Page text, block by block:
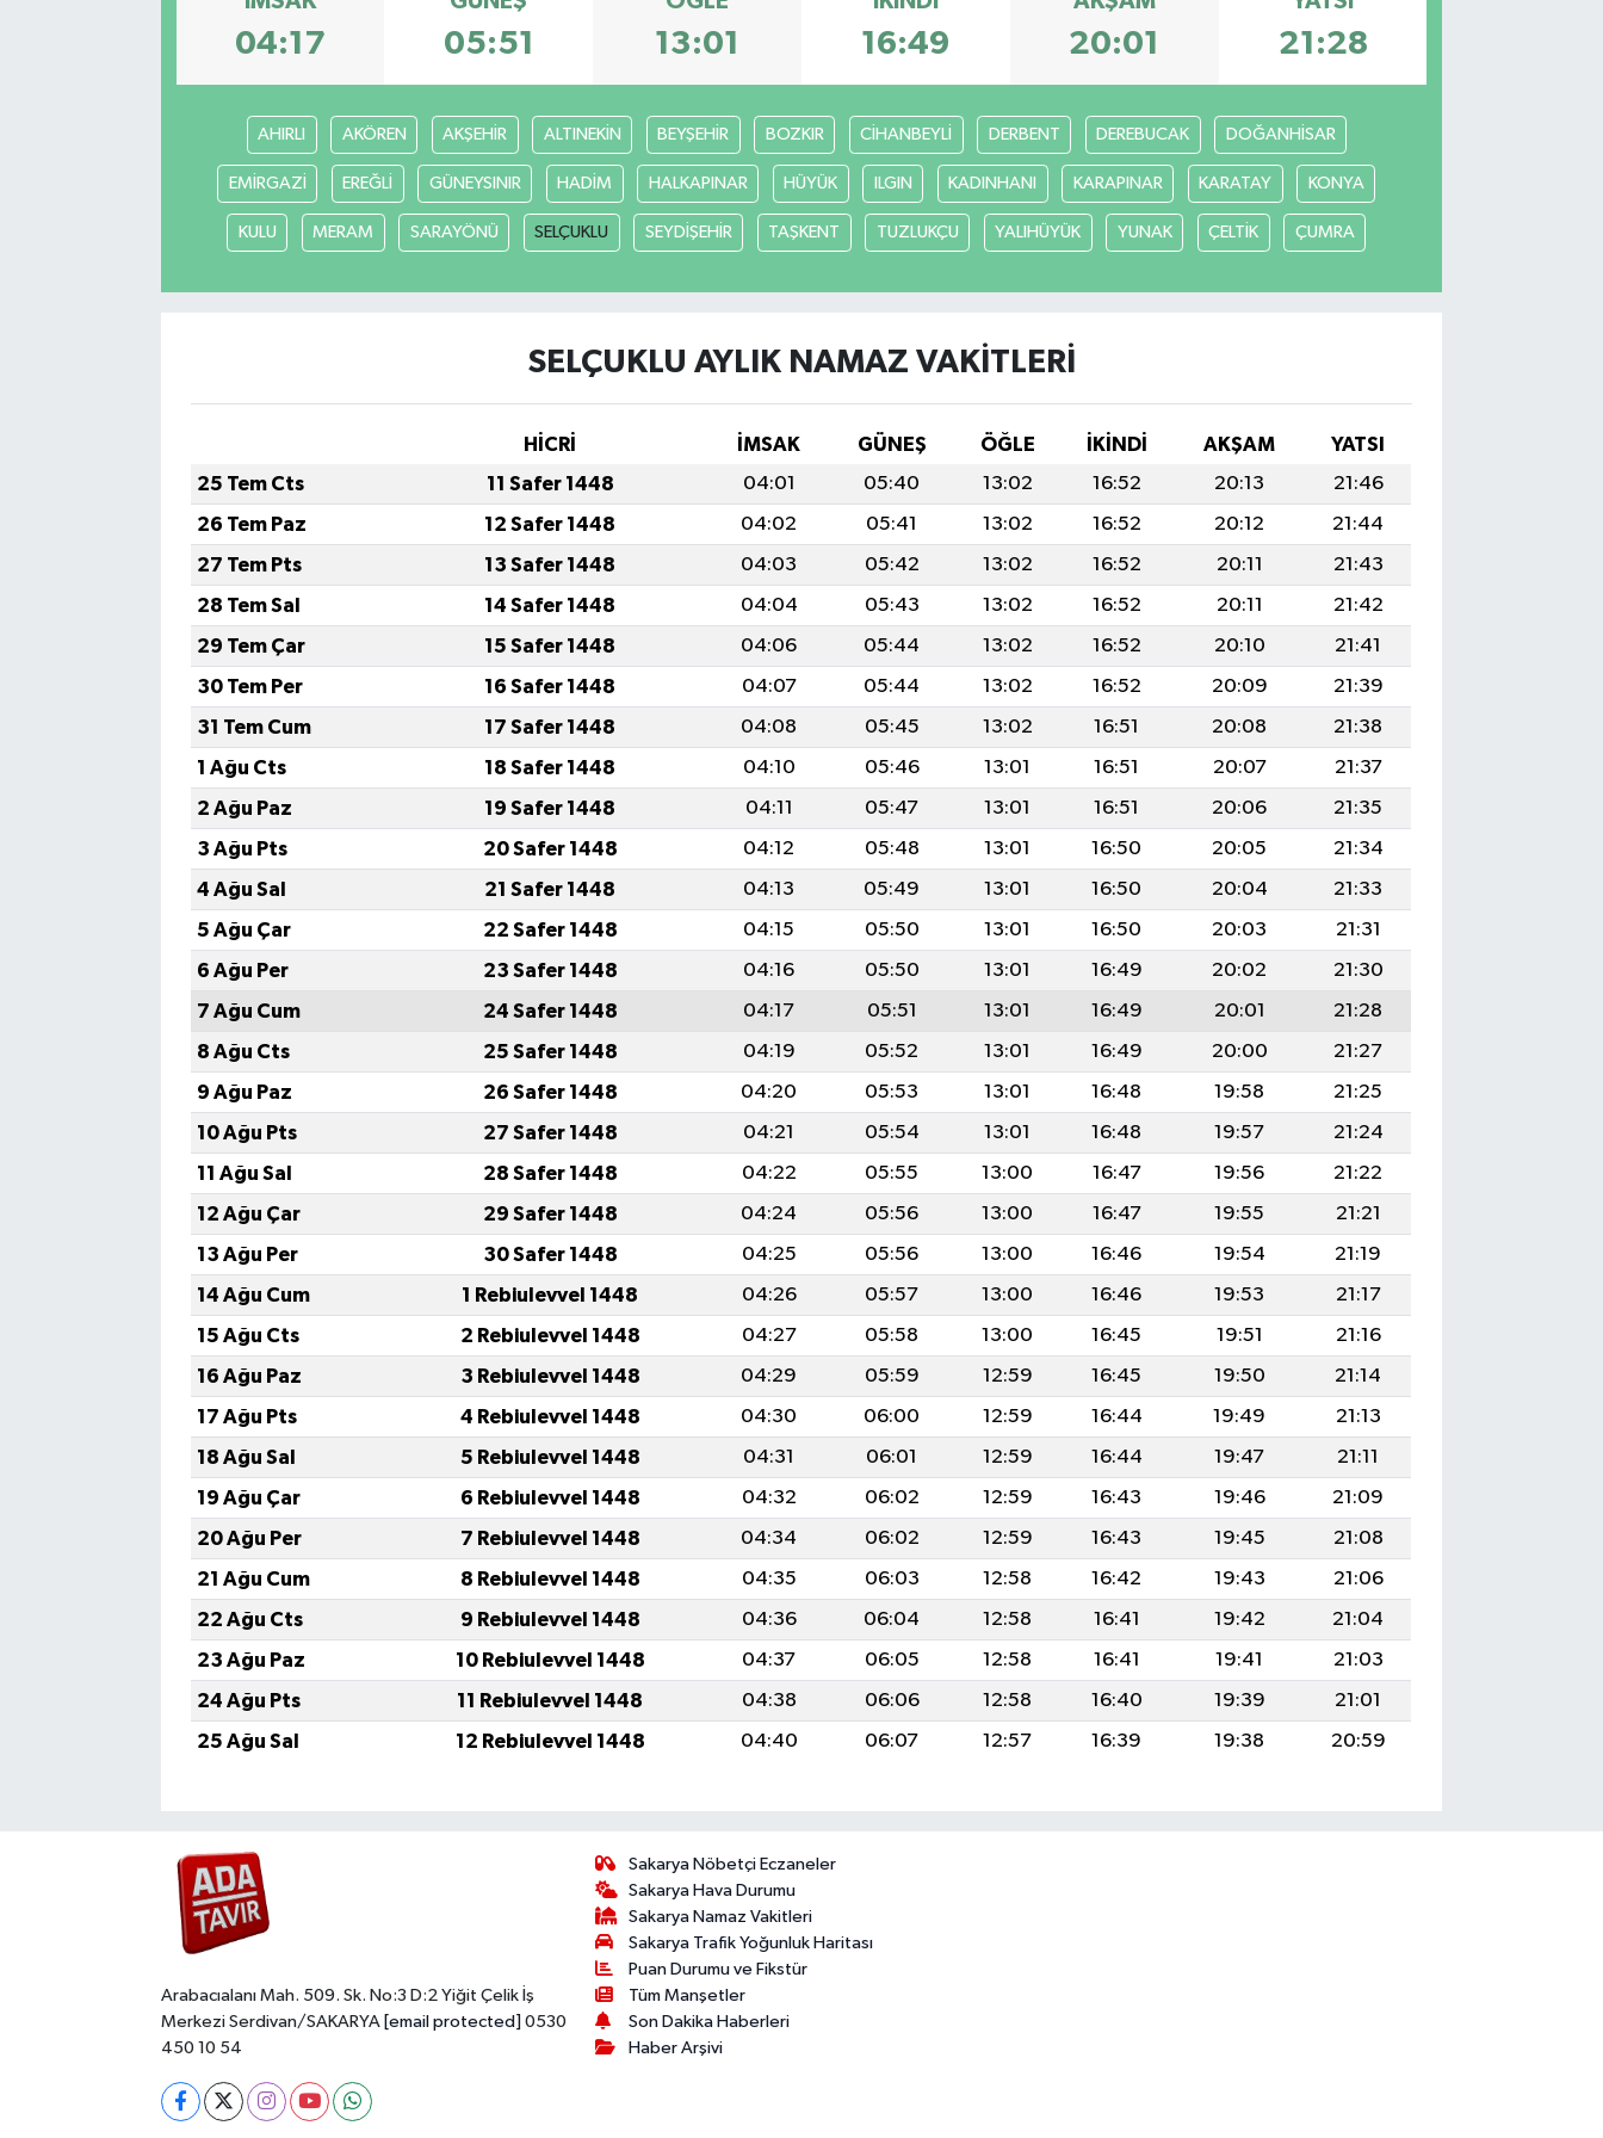
04:17 05:51 13:01 16:49 20:01 21:28
AHIRLI AKÖREN AKŞEHİR ALTINEKİN BEYŞEHİR BOZKIR CİHANBEYLİ DERBENT DEREBUCAK DOĞANHİSAR
EMİRGAZİ EREĞLİ GÜNEYSINIR HADİM HALKAPINAR HÜYÜK ILGIN KADINHANI KARAPINAR KARATAY KONYA
KULU MERAM SARAYÖNÜ SELÇUKLU SEYDİŞEHİR TAŞKENT TUZLUKÇU YALIHÜYÜK YUNAK ÇELTİK ÇUMRA
SELÇUKLU AYLIK NAMAZ VAKITLERI
HİCRİ İMSAK GÜNEŞ ÖĞLE İKINDI AKŞAM
YATSI
25 Tem Cts
11 Safer 1448 04:01 05:40 13:02 16:52 20:13
21:46
26 Tem Paz
12 Safer 1448 04:02 05:41 13:02 16:52 20:12
21:44
27 Tem Pts
13 Safer 1448 04:03 05:42 13:02 16:52 20:11
21:43
28 Tem Sal
14 Safer 1448 04:04 05:43 13:02 16:52 20:11
21:42
29 Tem Çar
15 Safer 1448 04:06 05:44 13:02 16:52 20:10
21:41
30 Tem Per
16 Safer 1448 04:07 05:44 13:02 16:52 20:09
21:39
31 Tem Cum
17 Safer 1448 04:08 05:45 13:02 16:51 20:08
21:38
1 Ağu Cts
18 Safer 1448 04:10 05:46 13:01 16:51 20:07
21:37
2 Ağu Paz
19 Safer 1448 04:11 05:47 13:01 16:51 20:06
21:35
3 Ağu Pts
20 Safer 1448 04:12 05:48 13:01 16:50 20:05
21:34
4 Ağu Sal
21 Safer 1448 04:13 05:49 13:01 16:50 20:04
21:33
5 Ağu Çar
22 Safer 1448 04:15 05:50 13:01 16:50 20:03
21:31
6 Ağu Per
23 Safer 1448 04:16 05:50 13:01 16:49 20:02
21:30
7 Ağu Cum
24 Safer 1448 04:17 05:51 13:01 16:49 20:01
21:28
8 Ağu Cts
25 Safer 1448 04:19 05:52 13:01 16:49 20:00
21:27
9 Ağu Paz
26 Safer 1448 04:20 05:53 13:01 16:48 19:58
21:25
10 Ağu Pts
27 Safer 1448 04:21 05:54 13:01 16:48 19:57
21:24
11 Ağu Sal
28 Safer 1448 04:22 05:55 13:00 16:47 19:56
21:22
12 Ağu Çar
29 Safer 1448 04:24 05:56 13:00 16:47 19:55
21:21
13 Ağu Per
30 Safer 1448 04:25 05:56 13:00 16:46 19:54
21:19
14 Ağu Cum
1 Rebiulevvel 1448 04:26 05:57 13:00 16:46 19:53
21:17
15 Ağu Cts
2 Rebiulevvel 1448 04:27 05:58 13:00 16:45 19:51
21:16
16 Ağu Paz
3 Rebiulevvel 1448 04:29 05:59 12:59 16:45 19:50
21:14
17 Ağu Pts
4 Rebiulevvel 1448 04:30 06:00 12:59 16:44 19:49
21:13
18 Ağu Sal
5 Rebiulevvel 1448 04:31 06:01 12:59 16:44 19:47
21:11
19 Ağu Çar
6 Rebiulevvel 1448 04:32 06:02 12:59 16:43 19:46
21:09
20 Ağu Per
7 Rebiulevvel 1448 04:34 06:02 12:59 16:43 19:45
21:08
21 Ağu Cum
8 Rebiulevvel 1448 04:35 06:03 12:58 16:42 19:43
21:06
22 Ağu Cts
9 Rebiulevvel 1448 04:36 06:04 12:58 16:41 19:42
21:04
23 Ağu Paz
10 Rebiulevvel 1448 04:37 06:05 12:58 16:41 19:41
21:03
24 Ağu Pts
11 Rebiulevvel 1448 04:38 06:06 12:58 16:40 19:39
21:01
25 Ağu Sal
12 Rebiulevvel 1448 04:40 06:07 12:57 16:39 19:38 20:59
Arabacıalanı Mah. 509. Sk. No:3 D:2 Yiğit Çelik İş
Merkezi Serdivan/SAKARYA [email protected] 0530
450 10 54
Sakarya Nöbetçi Eczaneler
Sakarya Hava Durumu
Sakarya Namaz Vakitleri
Sakarya Trafik Yoğunluk Haritası
Puan Durumu ve Fikstür
Tüm Manşetler
Son Dakika Haberleri
Haber Arşivi